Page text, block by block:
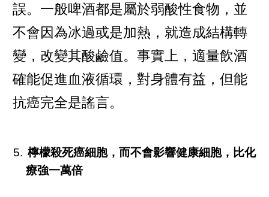
誤。一般啤酒都是屬於弱酸性食物，並
不會因為冰過或是加熱，就造成結構轉
變，改變其酸鹼值。事實上，適量飲酒
確能促進血液循環，對身體有益，但能
抗癌完全是謠言。
檸檬殺死癌細胞，而不會影響健康細胞，比化
療強一萬倍